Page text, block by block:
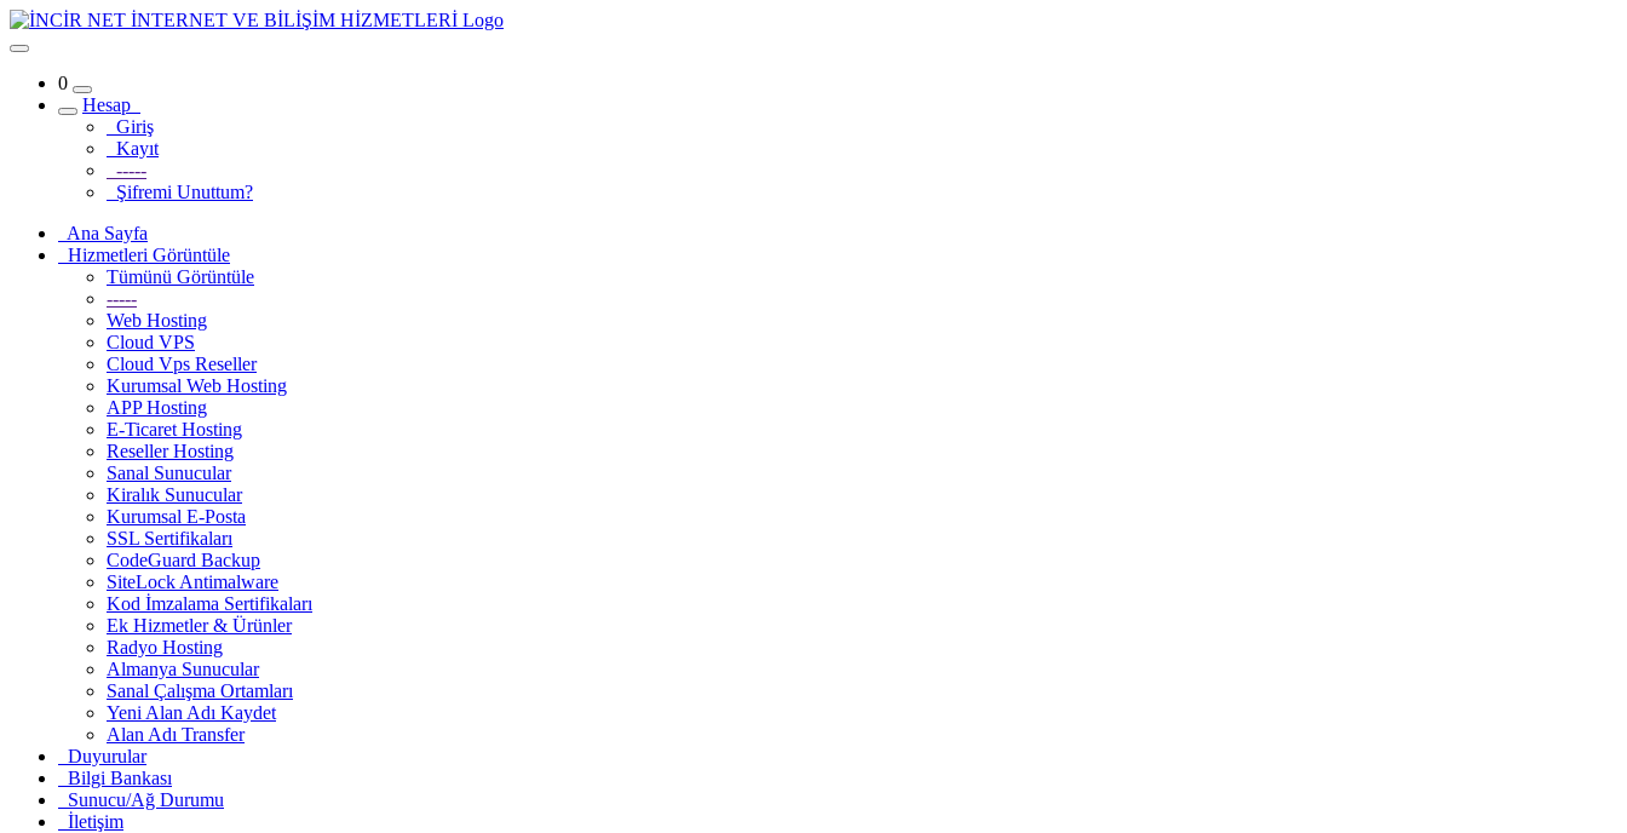
0
Hesap
Giriş
Kayıt
-----
Şifremi Unuttum?
Ana Sayfa
Hizmetleri Görüntüle
Tümünü Görüntüle
-----
Web Hosting
Cloud VPS
Cloud Vps Reseller
Kurumsal Web Hosting
APP Hosting
E-Ticaret Hosting
Reseller Hosting
Sanal Sunucular
Kiralık Sunucular
Kurumsal E-Posta
SSL Sertifikaları
CodeGuard Backup
SiteLock Antimalware
Kod İmzalama Sertifikaları
Ek Hizmetler & Ürünler
Radyo Hosting
Almanya Sunucular
Sanal Çalışma Ortamları
Yeni Alan Adı Kaydet
Alan Adı Transfer
Duyurular
Bilgi Bankası
Sunucu/Ağ Durumu
İletişim